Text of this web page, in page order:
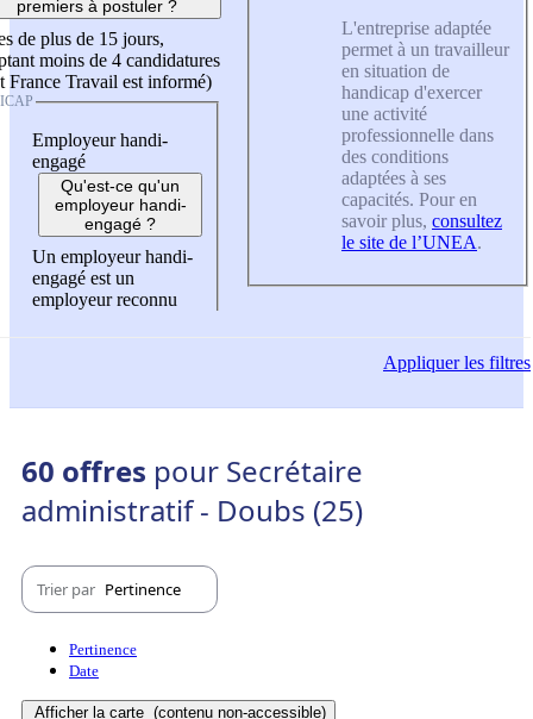
premiers à postuler ?
de plus de 15 jours,
moins de 4 candidatures
France Travail est informé)
Employeur handi-
engagé
Qu'est-ce qu'un
employeur handi-
engagé ?
Un employeur handi-
engagé est un
employeur reconnu
L'entreprise adaptée
permet à un travailleur
en situation de
handicap d'exercer
une activité
professionnelle dans
des conditions
adaptées à ses
capacités. Pour en
savoir plus, consultez
le site de l’UNEA.
Appliquerles filtres
60 offres pour Secrétaire
administratif - Doubs (25)
Trier par Pertinence
Pertinence
Date
Afficher la carte (contenu non-accessible)